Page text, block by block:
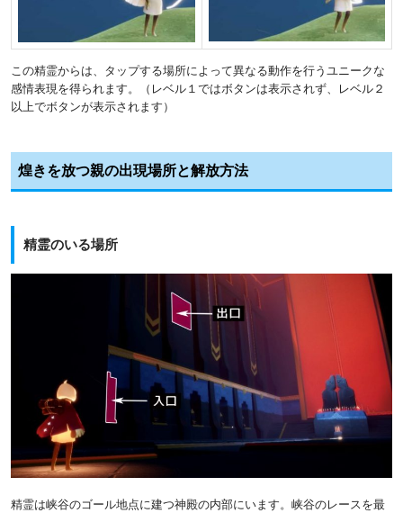
この精霊からは、タップする場所によって異なる動作を行うユニークな
感情表現を得られます。（レベル１ではボタンは表示されず、レベル２
以上でボタンが表示されます）
煌きを放つ親の出現場所と解放方法
精霊のいる場所
精霊は峡谷のゴール地点に建つ神殿の内部にいます。峡谷のレースを最